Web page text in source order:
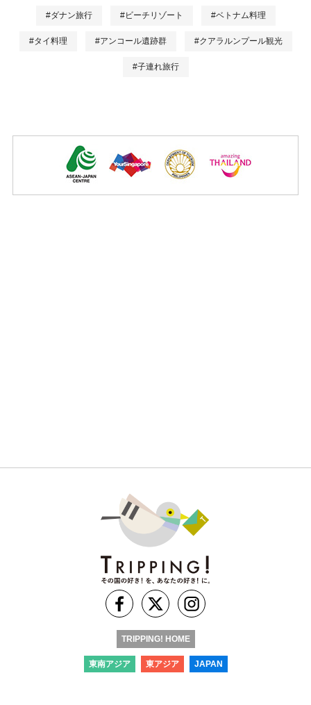
#ダナン旅行 #ビーチリゾート #ベトナム料理
#タイ料理 #アンコール遺跡群 #クアラルンプール観光
#子連れ旅行
TRIPPING! HOME
東南アジア 東アジア JAPAN